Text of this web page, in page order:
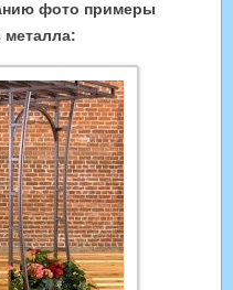
фото примеры